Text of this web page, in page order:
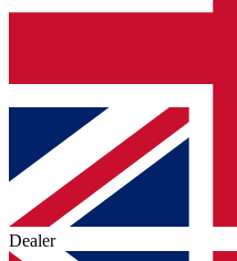
Dealer